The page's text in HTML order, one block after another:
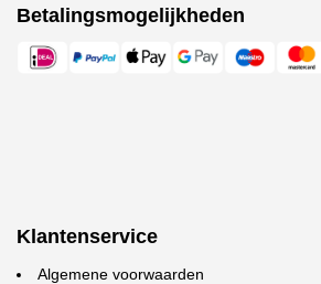
Betalingsmogelijkheden
Klantenservice
Algemene voorwaarden